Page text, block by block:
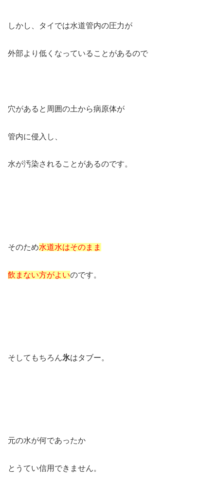
しかし、タイでは水道管内の圧力が
外部より低くなっていることがあるので
穴があると周囲の土から病原体が
管内に侵入し、
水が汚染されることがあるのです。
そのため水道水はそのまま
飲まない方がよいのです。
そしてもちろん氷はタブー。
元の水が何であったか
とうてい信用できません。